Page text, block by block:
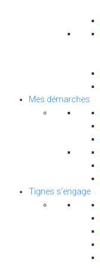
Mes démarches
Tignes s’engage